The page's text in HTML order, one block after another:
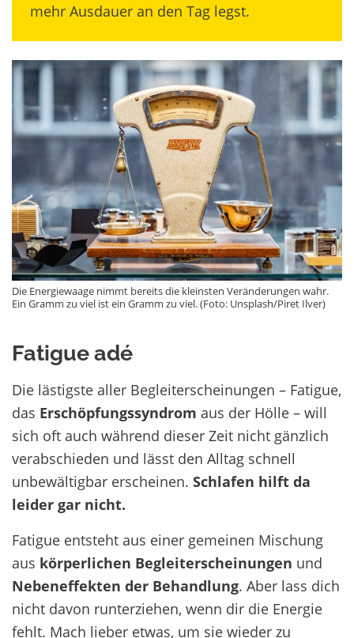
mehr Ausdauer an den Tag legst.
Die Energiewaage nimmt bereits die kleinsten Veränderungen wahr.
Ein Gramm zu viel ist ein Gramm zu viel. (Foto: Unsplash/Piret Ilver)
Fatigue adé
Die lästigste aller Begleiterscheinungen – Fatigue,
das Erschöpfungssyndrom aus der Hölle – will
sich oft auch während dieser Zeit nicht gänzlich
verabschieden und lässt den Alltag schnell
unbewältigbar erscheinen. Schlafen hilft da
leider gar nicht.
Fatigue entsteht aus einer gemeinen Mischung
aus körperlichen Begleiterscheinungen und
Nebeneffekten der Behandlung. Aber lass dich
nicht davon runterziehen, wenn dir die Energie
fehlt. Mach lieber etwas, um sie wieder zu